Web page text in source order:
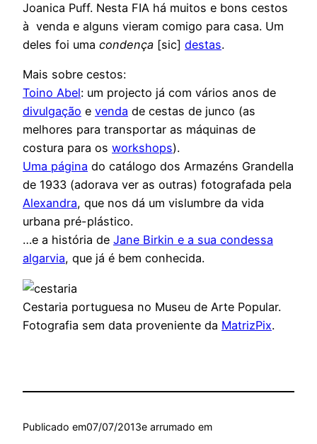
Joanica Puff. Nesta FIA há muitos e bons cestos
à venda e alguns vieram comigo para casa. Um
deles foi uma condença [sic] destas.
Mais sobre cestos:
Toino Abel: um projecto já com vários anos de
divulgação e venda de cestas de junco (as
melhores para transportar as máquinas de
costura para os workshops).
Uma página do catálogo dos Armazéns Grandella
de 1933 (adorava ver as outras) fotografada pela
Alexandra, que nos dá um vislumbre da vida
urbana pré-plástico.
…e a história de Jane Birkin e a sua condessa
algarvia, que já é bem conhecida.
Cestaria portuguesa no Museu de Arte Popular.
Fotografia sem data proveniente da MatrizPix.
Publicado em07/07/2013e arrumado em